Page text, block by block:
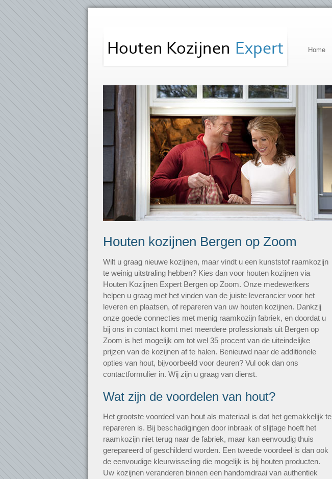
Home
Houten kozijnen Bergen op Zoom
Wilt u graag nieuwe kozijnen, maar vindt u een kunststof raamkozijn
te weinig uitstraling hebben? Kies dan voor houten kozijnen via
Houten Kozijnen Expert Bergen op Zoom. Onze medewerkers
helpen u graag met het vinden van de juiste leverancier voor het
leveren en plaatsen, of repareren van uw houten kozijnen. Dankzij
onze goede connecties met menig raamkozijn fabriek, en doordat u
bij ons in contact komt met meerdere professionals uit Bergen op
Zoom is het mogelijk om tot wel 35 procent van de uiteindelijke
prijzen van de kozijnen af te halen. Benieuwd naar de additionele
opties van hout, bijvoorbeeld voor deuren? Vul ook dan ons
contactformulier in. Wij zijn u graag van dienst.
Wat zijn de voordelen van hout?
Het grootste voordeel van hout als materiaal is dat het gemakkelijk te
repareren is. Bij beschadigingen door inbraak of slijtage hoeft het
raamkozijn niet terug naar de fabriek, maar kan eenvoudig thuis
gerepareerd of geschilderd worden. Een tweede voordeel is dan ook
de eenvoudige kleurwisseling die mogelijk is bij houten producten.
Uw kozijnen veranderen binnen een handomdraai van authentiek